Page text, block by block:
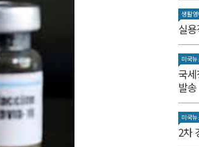
생활
실
미국
국
발송
미국
2차